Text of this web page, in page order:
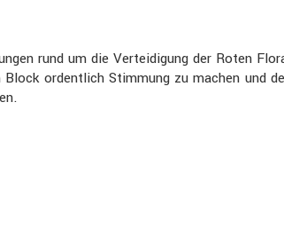
rund um die Vertei­di­gung der Roten
ordent­lich Stimmung zu machen und